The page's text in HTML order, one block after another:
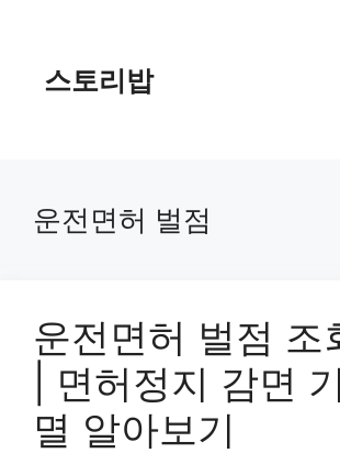
스토리밥
운전면허 벌점
운전면허 벌점 조
| 면허정지 감면
멸 알아보기